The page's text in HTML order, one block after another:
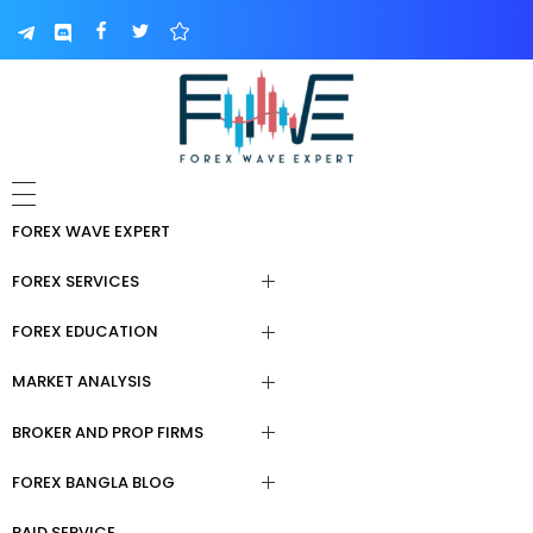
FOREX WAVE EXPERT
FOREX SERVICES
Forex Signal Telegram
Forex Trading Course
Copy Trading
Forex Fund Management
FOREX EDUCATION
Paid Forex Courses
Forex Education For Beginners
Elliot Wave Learning
MARKET ANALYSIS
Forex Trading Tools
Daily Analysis
BROKER AND PROP FIRMS
Broker & Prop Firm Review
FOREX BANGLA BLOG